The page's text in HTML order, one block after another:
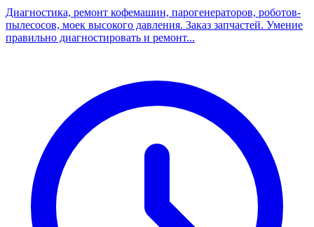
Диагностика, ремонт кофемашин, парогенераторов, роботов-
пылесосов, моек высокого давления. Заказ запчастей. Умение
правильно диагностировать и ремонт...